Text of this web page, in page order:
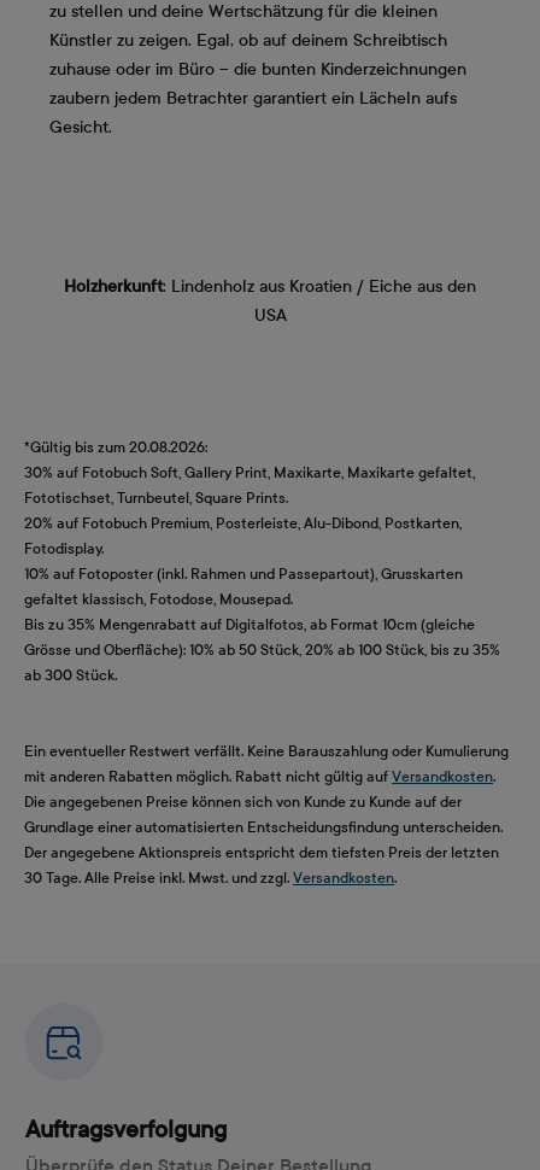
zu stellen und deine Wertschätzung für die kleinen
Künstler zu zeigen. Egal, ob auf deinem Schreibtisch
zuhause oder im Büro – die bunten Kinderzeichnungen
zaubern jedem Betrachter garantiert ein Lächeln aufs
Gesicht.
Holzherkunft: Lindenholz aus Kroatien / Eiche aus den
USA
*Gültig bis zum 20.08.2026:
30% auf Fotobuch Soft, Gallery Print, Maxikarte, Maxikarte gefaltet,
Fototischset, Turnbeutel, Square Prints.
20% auf Fotobuch Premium, Posterleiste, Alu-Dibond, Postkarten,
Fotodisplay.
10% auf Fotoposter (inkl. Rahmen und Passepartout), Grusskarten
gefaltet klassisch, Fotodose, Mousepad.
Bis zu 35% Mengenrabatt auf Digitalfotos, ab Format 10cm (gleiche
Grösse und Oberfläche): 10% ab 50 Stück, 20% ab 100 Stück, bis zu 35%
ab 300 Stück.
Ein eventueller Restwert verfällt. Keine Barauszahlung oder Kumulierung
mit anderen Rabatten möglich. Rabatt nicht gültig auf Versandkosten.
Die angegebenen Preise können sich von Kunde zu Kunde auf der
Grundlage einer automatisierten Entscheidungsfindung unterscheiden.
Der angegebene Aktionspreis entspricht dem tiefsten Preis der letzten
30 Tage. Alle Preise inkl. Mwst. und zzgl. Versandkosten.
Auftragsverfolgung